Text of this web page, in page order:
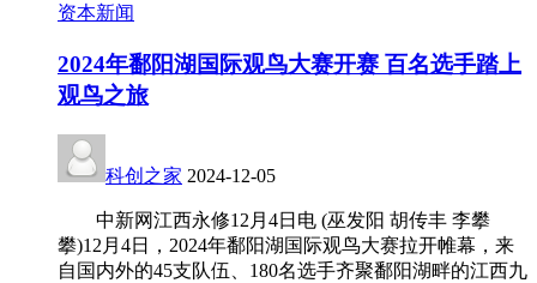
资本新闻
2024年鄱阳湖国际观鸟大赛开赛 百名选手踏上
观鸟之旅
科创之家 2024-12-05
中新网江西永修12月4日电 (巫发阳 胡传丰 李攀
攀)12月4日，2024年鄱阳湖国际观鸟大赛拉开帷幕，来
自国内外的45支队伍、180名选手齐聚鄱阳湖畔的江西九